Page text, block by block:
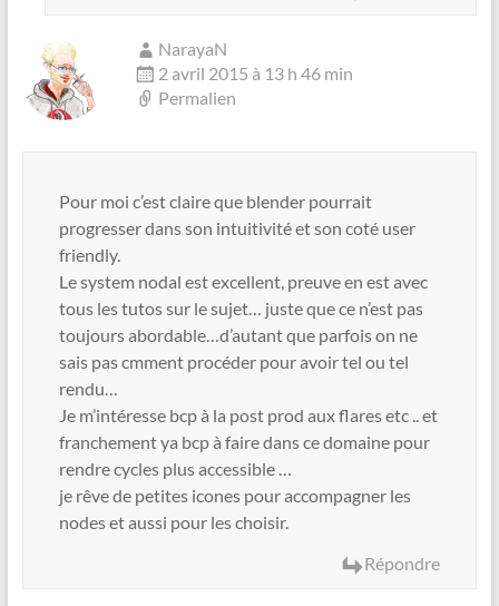
NarayaN
2 avril 2015 à 13 h 46 min
Permalien
Pour moi c’est claire que blender pourrait
progresser dans son intuitivité et son coté user
friendly.
Le system nodal est excellent, preuve en est avec
tous les tutos sur le sujet… juste que ce n’est pas
toujours abordable…d’autant que parfois on ne
sais pas cmment procéder pour avoir tel ou tel
rendu…
Je m’intéresse bcp à la post prod aux flares etc .. et
franchement ya bcp à faire dans ce domaine pour
rendre cycles plus accessible …
je rêve de petites icones pour accompagner les
nodes et aussi pour les choisir.
Répondre